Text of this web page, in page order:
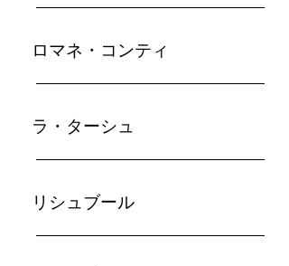
​ロマネ・コンティ
ラ・ターシュ
​リシュブール